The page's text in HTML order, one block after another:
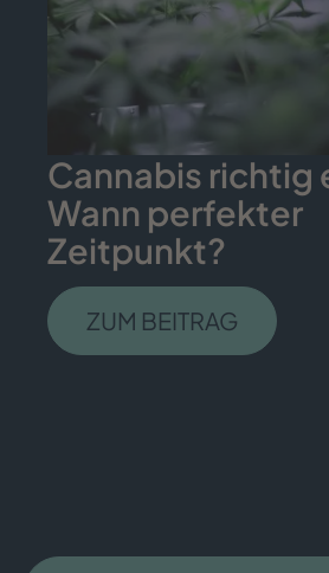
Cannabis richtig
Wann perfekter
Zeitpunkt?
ZUM BEITRAG